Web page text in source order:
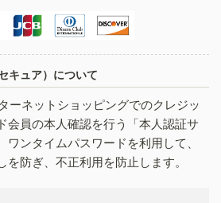
キュア）について
ーネットショッピングでのクレジッ
会員の本人確認を行う「本人認証サ
ワンタイムパスワードを利用して、
防ぎ、不正利用を防止します。